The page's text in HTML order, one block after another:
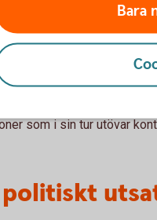
har ett direkt
att den verkliga
som i sin tur utövar
politiskt
Bara